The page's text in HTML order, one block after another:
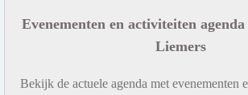
Evenementen en activiteiten
Liemers
Bekijk de actuele agenda met evenementen